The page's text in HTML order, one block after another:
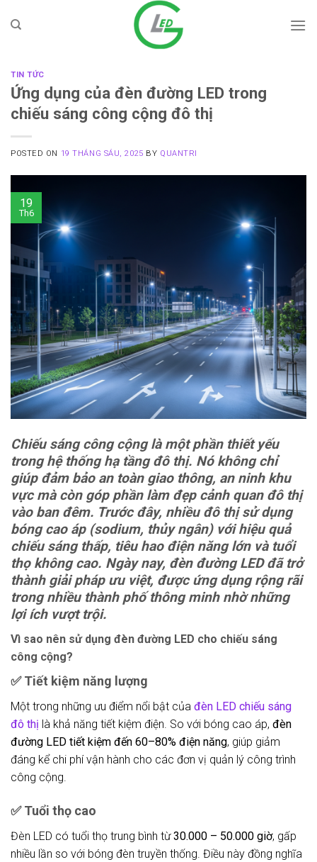
TIN TỨC
Ứng dụng của đèn đường LED trong
chiếu sáng công cộng đô thị
POSTED ON 19 THÁNG SÁU, 2025 BY QUANTRI
19
Th6
Chiếu sáng công cộng là một phần thiết yếu
trong hệ thống hạ tầng đô thị. Nó không chỉ
giúp đảm bảo an toàn giao thông, an ninh khu
vực mà còn góp phần làm đẹp cảnh quan đô thị
vào ban đêm. Trước đây, nhiều đô thị sử dụng
bóng cao áp (sodium, thủy ngân) với hiệu quả
chiếu sáng thấp, tiêu hao điện năng lớn và tuổi
thọ không cao. Ngày nay, đèn đường LED đã trở
thành giải pháp ưu việt, được ứng dụng rộng rãi
trong nhiều thành phố thông minh nhờ những
lợi ích vượt trội.
Vì sao nên sử dụng đèn đường LED cho chiếu sáng
công cộng?
✅Tiết kiệm năng lượng
Một trong những ưu điểm nổi bật của đèn LED chiếu sáng
đô thị là khả năng tiết kiệm điện. So với bóng cao áp, đèn
đường LED tiết kiệm đến 60–80% điện năng, giúp giảm
đáng kể chi phí vận hành cho các đơn vị quản lý công trình
công cộng.
✅Tuổi thọ cao
Đèn LED có tuổi thọ trung bình từ30.000 – 50.000 giờ, gấp
nhiều lần so với bóng đèn truyền thống. Điều này đồng nghĩa